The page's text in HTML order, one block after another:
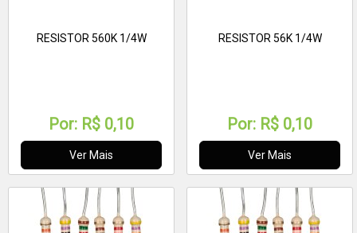
RESISTOR 560K 1/4W
Por: R$ 0,10
Ver Mais
RESISTOR 56K 1/4W
Por: R$ 0,10
Ver Mais